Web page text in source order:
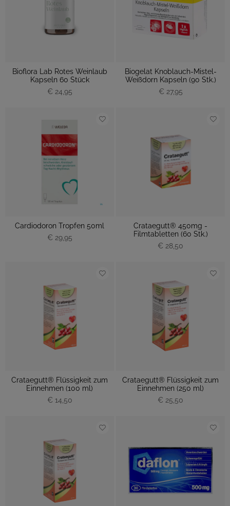
Bioflora Lab Rotes Weinlaub
Kapseln 60 Stück
€ 24,95
Biogelat Knoblauch-Mistel-
Weißdorn Kapseln (90 Stk.)
€ 27,95
Cardiodoron Tropfen 50ml
€ 29,95
Crataegutt® 450mg -
Filmtabletten (60 Stk.)
€ 28,50
Crataegutt® Flüssigkeit zum
Einnehmen (100 ml)
€ 14,50
Crataegutt® Flüssigkeit zum
Einnehmen (250 ml)
€ 25,50